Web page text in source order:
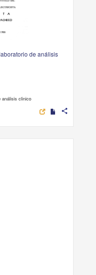
de análisis
análisis clinico
share